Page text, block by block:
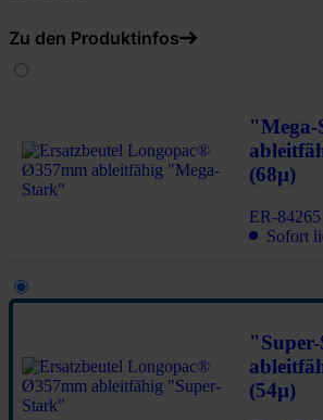
Zu den Produktinfos
(68µ)
ER-84265
Sofort
(54µ)